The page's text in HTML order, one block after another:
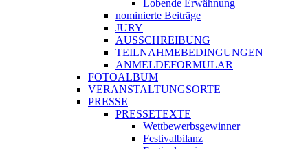
Lobende Erwähnung
nominierte Beiträge
JURY
AUSSCHREIBUNG
TEILNAHMEBEDINGUNGEN
ANMELDEFORMULAR
FOTOALBUM
VERANSTALTUNGSORTE
PRESSE
PRESSETEXTE
Wettbewerbsgewinner
Festivalbilanz